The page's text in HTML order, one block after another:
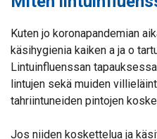
Kuten jo koronapandemian
käsihygienia kaiken a ja o
Lintuinfluenssan
lintujen sekä muiden
tahriintuneiden pintojen
Jos niiden koskettelua ja